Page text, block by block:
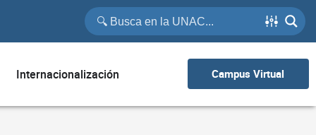
Internacionalización Campus Virtual